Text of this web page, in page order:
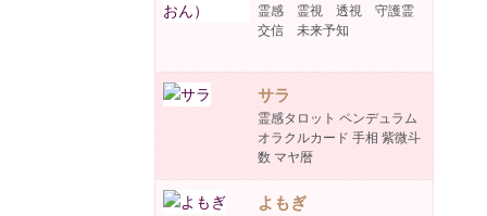
霊感 霊視 透視 守護霊
交信 未来予知
サラ
霊感タロット ペンデュラム
オラクルカード 手相 紫微斗
数 マヤ暦
よもぎ